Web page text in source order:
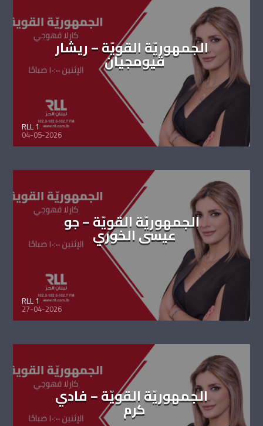
الجمهوريّة القويّة – ريشار
قيومجيان
RLL 1
04-05-2026
الجمهوريّة القويّة – جو
عيسى الخوري
RLL 1
27-04-2026
الجمهوريّة القويّة – فادي
كرم